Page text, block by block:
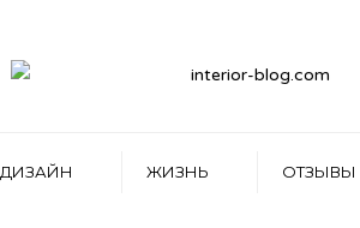
ДИЗАЙН ЖИЗНЬ ОТЗЫВЫ